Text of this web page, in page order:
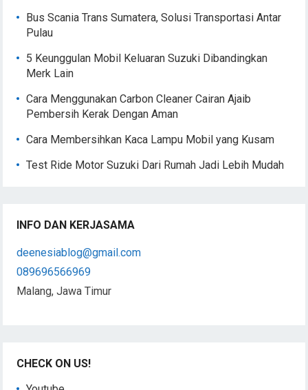
Bus Scania Trans Sumatera, Solusi Transportasi Antar
Pulau
5 Keunggulan Mobil Keluaran Suzuki Dibandingkan
Merk Lain
Cara Menggunakan Carbon Cleaner Cairan Ajaib
Pembersih Kerak Dengan Aman
Cara Membersihkan Kaca Lampu Mobil yang Kusam
Test Ride Motor Suzuki Dari Rumah Jadi Lebih Mudah
INFO DAN KERJASAMA
deenesiablog@gmail.com
089696566969
Malang, Jawa Timur
CHECK ON US!